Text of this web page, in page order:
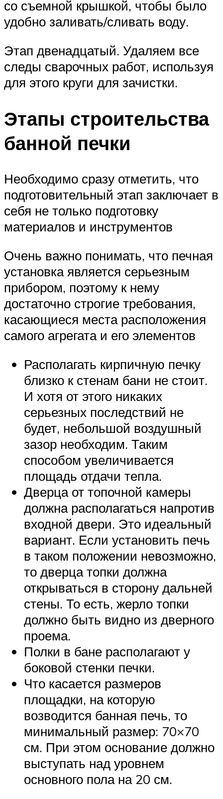
со съемной крышкой, чтобы было
удобно заливать/сливать воду.
Этап двенадцатый. Удаляем все
следы сварочных работ, используя
для этого круги для зачистки.
Этапы строительства
банной печки
Необходимо сразу отметить, что
подготовительный этап заключает в
себя не только подготовку
материалов и инструментов
Очень важно понимать, что печная
установка является серьезным
прибором, поэтому к нему
достаточно строгие требования,
касающиеся места расположения
самого агрегата и его элементов
Располагать кирпичную печку
близко к стенам бани не стоит.
И хотя от этого никаких
серьезных последствий не
будет, небольшой воздушный
зазор необходим. Таким
способом увеличивается
площадь отдачи тепла.
Дверца от топочной камеры
должна располагаться напротив
входной двери. Это идеальный
вариант. Если установить печь
в таком положении невозможно,
то дверца топки должна
открываться в сторону дальней
стены. То есть, жерло топки
должно быть видно из дверного
проема.
Полки в бане располагают у
боковой стенки печки.
Что касается размеров
площадки, на которую
возводится банная печь, то
минимальный размер: 70×70
см. При этом основание должно
выступать над уровнем
основного пола на 20 см.